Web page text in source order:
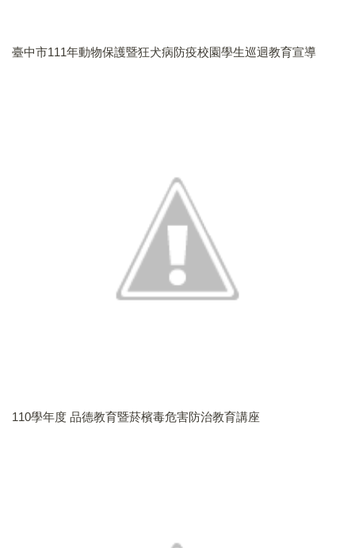
臺中市111年動物保護暨狂犬病防疫校園學生巡迴教育宣導
110學年度 品德教育暨菸檳毒危害防治教育講座